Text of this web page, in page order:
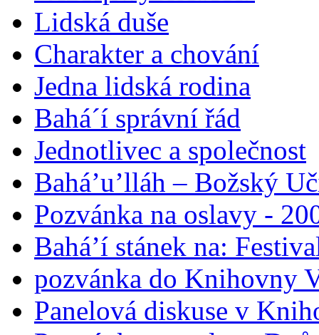
Lidská duše
Charakter a chování
Jedna lidská rodina
Bahá´í správní řád
Jednotlivec a společnost
Bahá’u’lláh – Božský
Pozvánka na oslavy -
Bahá’í stánek na:
pozvánka do Knihovny
Panelová diskuse v